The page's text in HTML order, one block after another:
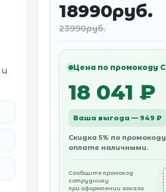
18990руб.
23990руб.
Цена по промокоду
18 041 ₽
Ваша выгода — 949 ₽
Скидка 5% по
оплате наличными.
Сообщите промокод
сотруднику
при оформлении заказа